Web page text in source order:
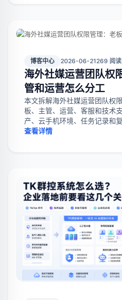
博客中心 2026-06-21269 阅读
海外社媒运营团队权
管和运营怎么分工
本文拆解海外社媒运营团队权
板、主管、运营、客服和技术
产、云手机环境、任务记录和
查看详情